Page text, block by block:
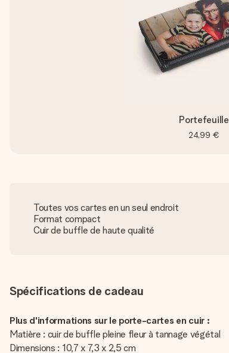
Portefeuille
24,99 €
Toutes vos cartes en un seul endroit
Format compact
Cuir de buffle de haute qualité
Spécifications de cadeau
Plus d'informations sur le porte-cartes en cuir :
Matière : cuir de buffle pleine fleur à tannage végétal
Dimensions : 10,7 x 7,3 x 2,5 cm